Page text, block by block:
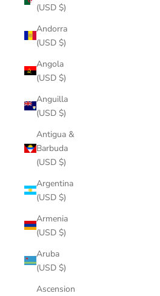
(USD $)
Andorra
(USD $)
Angola
(USD $)
Anguilla
(USD $)
Antigua &
Barbuda
(USD $)
Argentina
(USD $)
Armenia
(USD $)
Aruba
(USD $)
Ascension